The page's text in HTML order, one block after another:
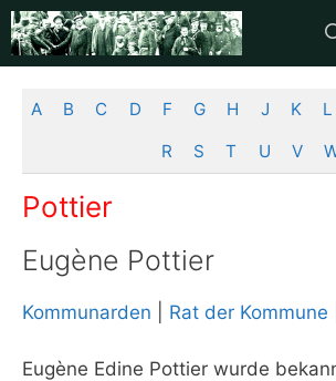
Zum
Inhalt
springen
A B C D F G H J K L
R
S T U V
Pottier
Eugène Pottier
Kommunarden Rat der Kommune
Eugène Edine Pottier wurde